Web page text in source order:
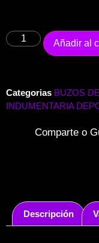
Añadir al
Categorias BUZOS
INDUMENTARIA
Comparte o
Descripción